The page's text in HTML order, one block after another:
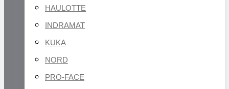
HAULOTTE
INDRAMAT
KUKA
NORD
PRO-FACE